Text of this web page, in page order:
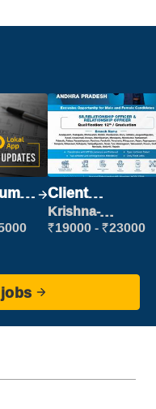
Client
Relationship
Executive
Krishna-
vijayawada
₹19000 - ₹23000